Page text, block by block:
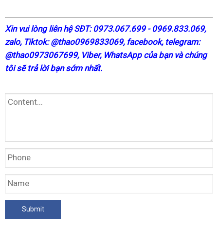
Xin vui lòng liên hệ SĐT: 0973.067.699 - 0969.833.069,
zalo, Tiktok: @thao0969833069, facebook, telegram:
@thao0973067699, Viber, WhatsApp của bạn và chúng
tôi sẽ trả lời bạn sớm nhất.